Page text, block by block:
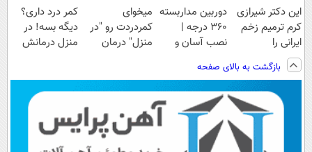
این دکتر شیرازی
کرم ترمیم زخم
ایرانی را
ساخت!!!
دوربین مداربسته
360 درجه |
نصب آسان و
میخوای
کمردردت رو "در
منزل" درمان
کمر درد داری؟
دیگه بسه! در
منزل درمانش
بازگشت به بالای صفحه